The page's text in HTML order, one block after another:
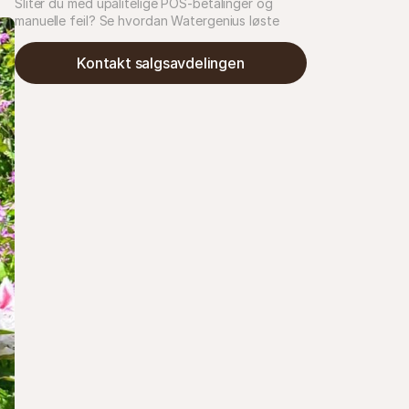
Sliter du med upålitelige POS-betalinger og
manuelle feil? Se hvordan Watergenius løste
Kontakt salgsavdelingen